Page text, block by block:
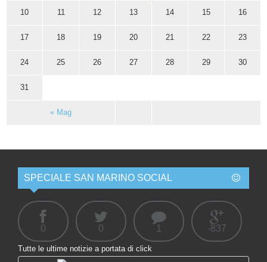
« Mag
10 11 12 13 14 15 16
17 18 19 20 21 22 23
24 25 26 27 28 29 30
31
SPECIALE SAN MARINO SOCIAL
0 0 1 -837
Tutte le ultime notizie a portata di click